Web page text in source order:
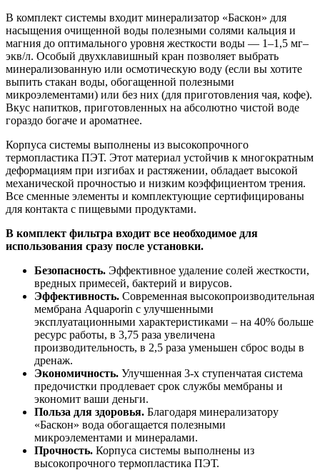
В комплект системы входит минерализатор «Баскон» для
насыщения очищенной воды полезными солями кальция и
магния до оптимального уровня жесткости воды — 1–1,5 мг–
экв/л. Особый двухклавишный кран позволяет выбрать
минерализованную или осмотическую воду (если вы хотите
выпить стакан воды, обогащенной полезными
микроэлементами) или без них (для приготовления чая, кофе).
Вкус напитков, приготовленных на абсолютно чистой воде
гораздо богаче и ароматнее.
Корпуса системы выполнены из высокопрочного
термопластика ПЭТ. Этот материал устойчив к многократным
деформациям при изгибах и растяжении, обладает высокой
механической прочностью и низким коэффициентом трения.
Все сменные элементы и комплектующие сертифицированы
для контакта с пищевыми продуктами.
В комплект фильтра входит все необходимое для
использования сразу после установки.
Безопасность. Эффективное удаление солей жесткости,
вредных примесей, бактерий и вирусов.
Эффективность. Современная высокопроизводительная
мембрана Aquaporin с улучшенными
эксплуатационными характеристиками – на 40% больше
ресурс работы, в 3,75 раза увеличена
производительность, в 2,5 раза уменьшен сброс воды в
дренаж.
Экономичность. Улучшенная 3-х ступенчатая система
предочистки продлевает срок службы мембраны и
экономит ваши деньги.
Польза для здоровья. Благодаря минерализатору
«Баскон» вода обогащается полезными
микроэлементами и минералами.
Прочность. Корпуса системы выполнены из
высокопрочного термопластика ПЭТ.